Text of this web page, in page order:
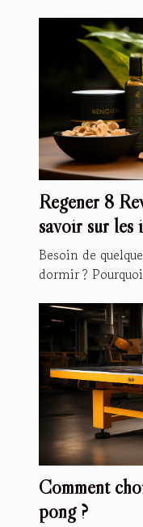
Regener 8
savoir sur les
secondaires
Besoin de
dormir ?
Comment
pong ?